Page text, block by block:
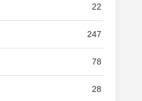
22
247
78
28